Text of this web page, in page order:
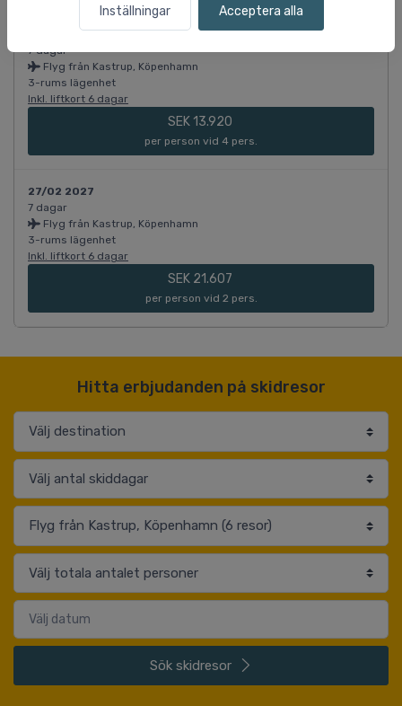
Inställningar Acceptera alla
27/02 2027
7 dagar
Flyg från Kastrup, Köpenhamn
3-rums lägenhet
Inkl. liftkort 6 dagar
SEK 13.920
per person vid 4 pers.
27/02 2027
7 dagar
Flyg från Kastrup, Köpenhamn
3-rums lägenhet
Inkl. liftkort 6 dagar
SEK 21.607
per person vid 2 pers.
Hitta erbjudanden på skidresor
Sök skidresor